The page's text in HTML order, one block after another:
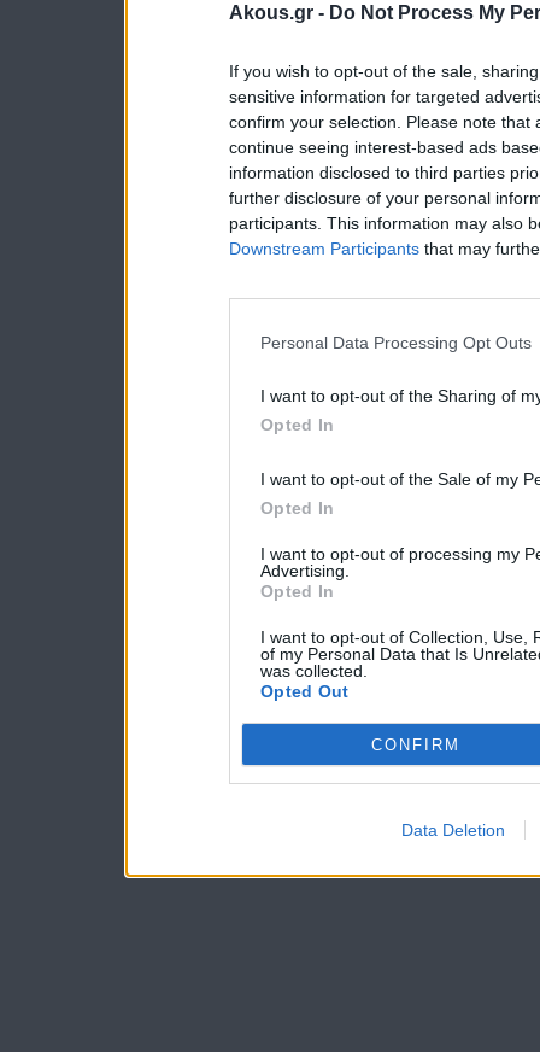
Akous.gr - Do Not Process My
If you wish to opt-out of the sale,
sensitive information for targeted
confirm your selection. Please note
continue seeing interest-based ads
information disclosed to third parties
further disclosure of your personal
participants. This information may also
Downstream Participants that may
Personal Data Processing Opt Outs
I want to opt-out of the Sharing of
Opted In
I want to opt-out of the Sale of my
Opted In
I want to opt-out of processing my
Advertising.
Opted In
I want to opt-out of Collection, Use,
of my Personal Data that Is
was collected.
Opted Out
CONFIRM
Data Deletion